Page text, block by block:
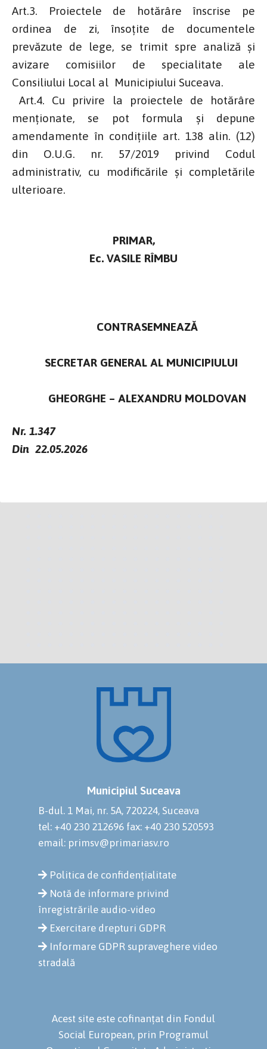
Art.3. Proiectele de hotărâre înscrise pe
ordinea de zi, însoţite de documentele
prevăzute de lege, se trimit spre analiză și
avizare comisiilor de specialitate ale
Consiliului Local al Municipiului Suceava.
Art.4. Cu privire la proiectele de hotărâre
menţionate, se pot formula şi depune
amendamente în condiţiile art. 138 alin. (12)
din O.U.G. nr. 57/2019 privind Codul
administrativ, cu modificările și completările
ulterioare.
PRIMAR,
Ec. VASILE RÎMBU
CONTRASEMNEAZĂ
SECRETAR GENERAL AL MUNICIPIULUI
GHEORGHE – ALEXANDRU MOLDOVAN
Nr. 1.347
Din 22.05.2026
Municipiul Suceava
B-dul. 1 Mai, nr. 5A, 720224, Suceava
tel: +40 230 212696 fax: +40 230 520593
email: primsv@primariasv.ro
Politica de confidențialitate
Notă de informare privind
înregistrările audio-video
Exercitare drepturi GDPR
Informare GDPR supraveghere video
stradală
Acest site este cofinanțat din Fondul
Social European, prin Programul